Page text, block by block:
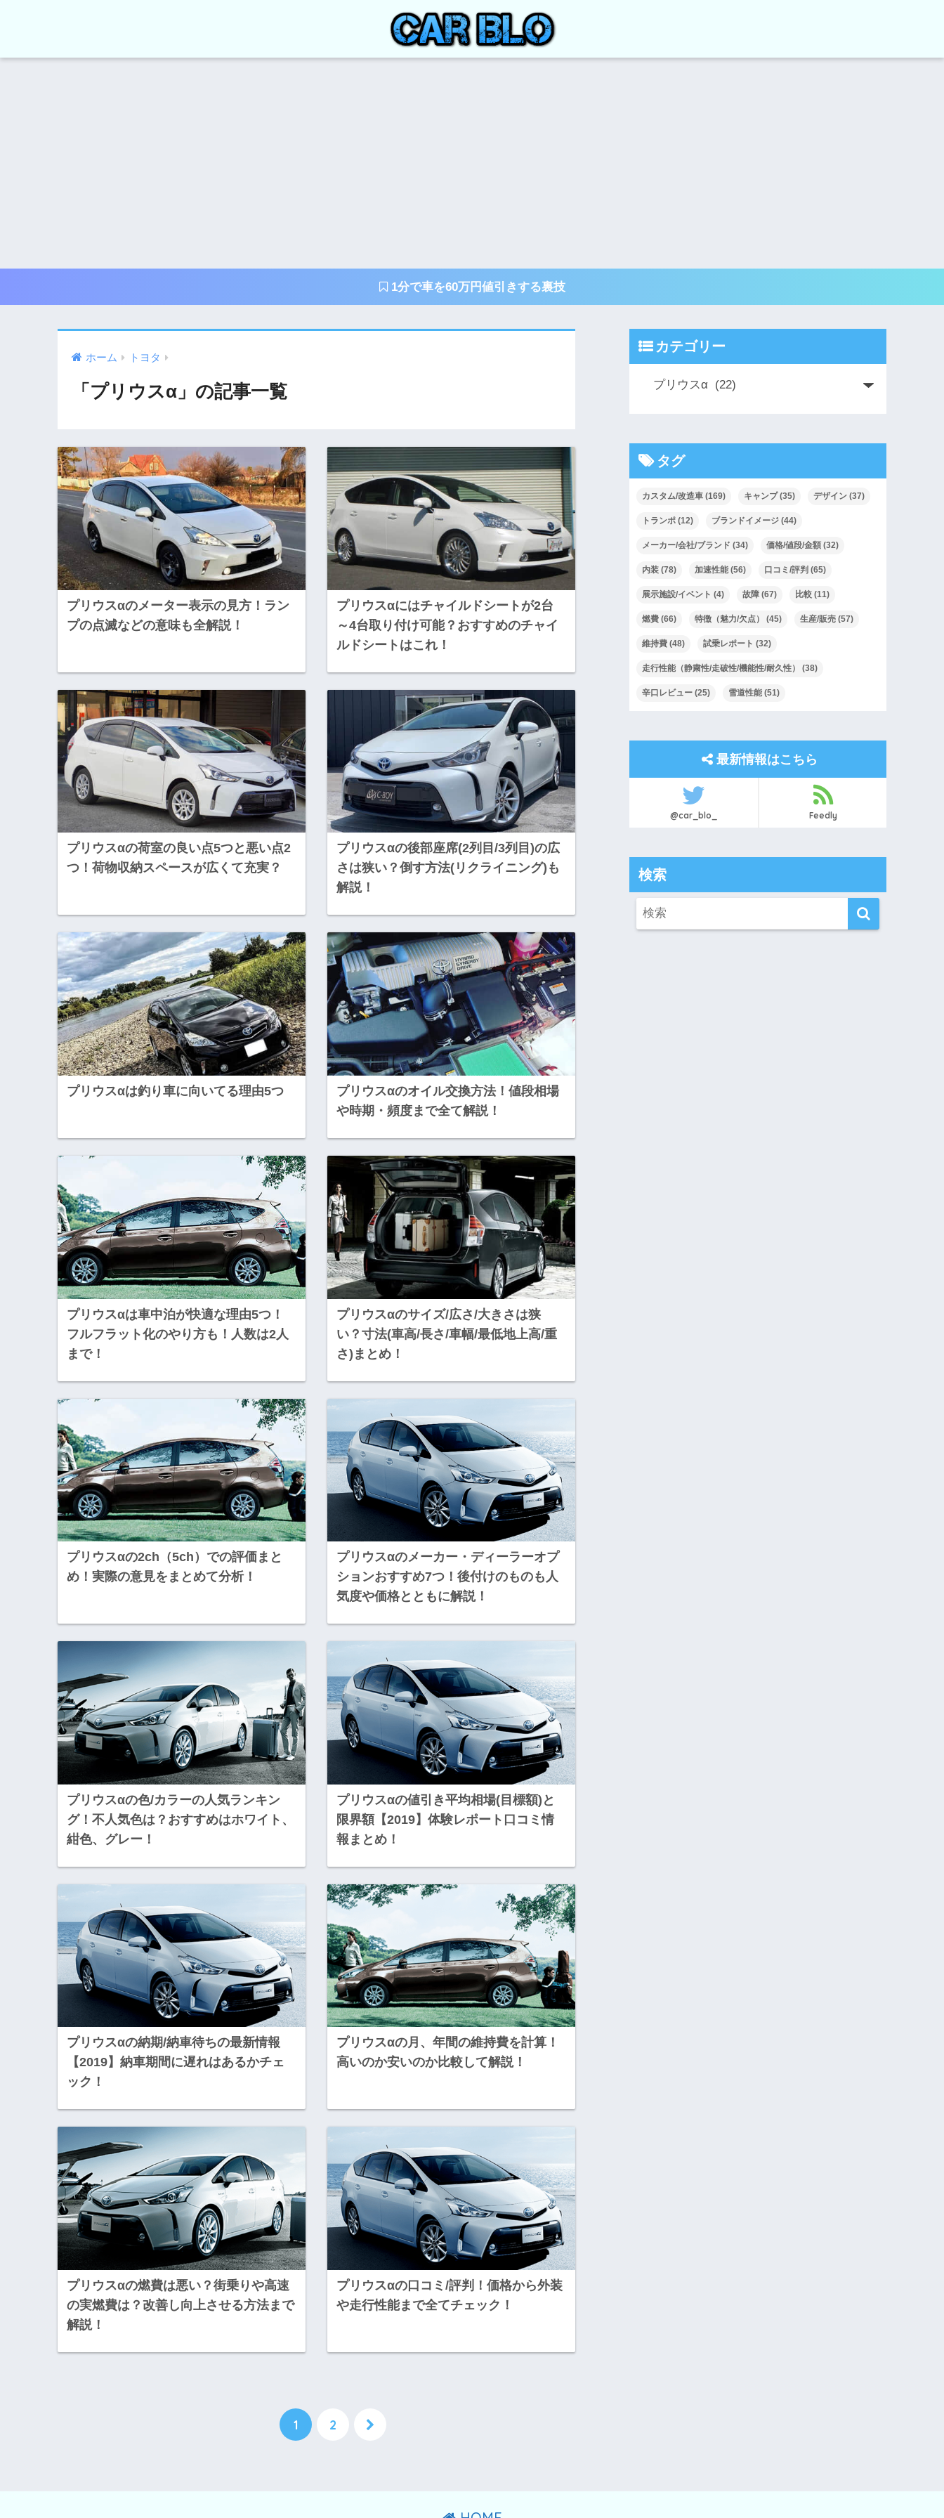
1分で車を60万円値引きする裏技
ホーム トヨタ
「プリウスα」の記事一覧
プリウスαのメーター表示の見方！ラン
プの点滅などの意味も全解説！
プリウスαにはチャイルドシートが2台
～4台取り付け可能？おすすめのチャイ
ルドシートはこれ！
プリウスαの荷室の良い点5つと悪い点2
つ！荷物収納スペースが広くて充実？
プリウスαの後部座席(2列目/3列目)の広
さは狭い？倒す方法(リクライニング)も
解説！
プリウスαは釣り車に向いてる理由5つ
プリウスαのオイル交換方法！値段相場
や時期・頻度まで全て解説！
プリウスαは車中泊が快適な理由5つ！
フルフラット化のやり方も！人数は2人
まで！
プリウスαのサイズ/広さ/大きさは狭
い？寸法(車高/長さ/車幅/最低地上高/重
さ)まとめ！
プリウスαの2ch（5ch）での評価まと
め！実際の意見をまとめて分析！
プリウスαのメーカー・ディーラーオプ
ションおすすめ7つ！後付けのものも人
気度や価格とともに解説！
プリウスαの色/カラーの人気ランキン
グ！不人気色は？おすすめはホワイト、
紺色、グレー！
プリウスαの値引き平均相場(目標額)と
限界額【2019】体験レポート口コミ情
報まとめ！
プリウスαの納期/納車待ちの最新情報
【2019】納車期間に遅れはあるかチェ
ック！
プリウスαの月、年間の維持費を計算！
高いのか安いのか比較して解説！
プリウスαの燃費は悪い？街乗りや高速
の実燃費は？改善し向上させる方法まで
解説！
プリウスαの口コミ/評判！価格から外装
や走行性能まで全てチェック！
1 2
カテゴリー
タグ
カスタム/改造車 (169) キャンプ(35) デザイン (37)
トランポ (12) ブランドイメージ (44)
メーカー/会社/ブランド (34) 価格/値段/金額 (32)
内装 (78) 加速性能 (56) 口コミ/評判 (65)
展示施設/イベント (4) 故障 (67) 比較 (11)
燃費 (66) 特徴（魅力/欠点） (45) 生産/販売 (57)
維持費 (48) 試乗レポート (32)
走行性能（静粛性/走破性/機能性/耐久性） (38)
辛口レビュー (25) 雪道性能 (51)
最新情報はこちら
@car_blo_ Feedly
検索